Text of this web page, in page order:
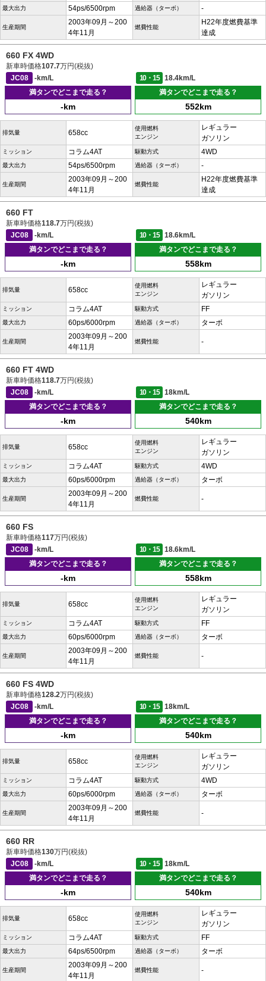
最大出力 54ps/6500rpm 過給器（ターボ） -
生産期間
2003年09月～200
4年11月
燃費性能
H22年度燃費基準
達成
660 FX 4WD
新車時価格107.7万円(税抜)
JC08
-km/L 10・15
18.4km/L
満タンでどこまで走る？
-km
満タンでどこまで走る？
552km
排気量 658cc
使用燃料
エンジン
レギュラー
ガソリン
ミッション コラム4AT 駆動方式 4WD
最大出力 54ps/6500rpm 過給器（ターボ） -
生産期間
2003年09月～200
4年11月
燃費性能
H22年度燃費基準
達成
660 FT
新車時価格118.7万円(税抜)
JC08
-km/L 10・15
18.6km/L
満タンでどこまで走る？
-km
満タンでどこまで走る？
558km
排気量 658cc
使用燃料
エンジン
レギュラー
ガソリン
ミッション コラム4AT 駆動方式 FF
最大出力 60ps/6000rpm 過給器（ターボ） ターボ
生産期間
2003年09月～200
4年11月
燃費性能 -
660 FT 4WD
新車時価格118.7万円(税抜)
JC08
-km/L 10・15
18km/L
満タンでどこまで走る？
-km
満タンでどこまで走る？
540km
排気量 658cc
使用燃料
エンジン
レギュラー
ガソリン
ミッション コラム4AT 駆動方式 4WD
最大出力 60ps/6000rpm 過給器（ターボ） ターボ
生産期間
2003年09月～200
4年11月
燃費性能 -
660 FS
新車時価格117万円(税抜)
JC08
-km/L 10・15
18.6km/L
満タンでどこまで走る？
-km
満タンでどこまで走る？
558km
排気量 658cc
使用燃料
エンジン
レギュラー
ガソリン
ミッション コラム4AT 駆動方式 FF
最大出力 60ps/6000rpm 過給器（ターボ） ターボ
生産期間
2003年09月～200
4年11月
燃費性能 -
660 FS 4WD
新車時価格128.2万円(税抜)
JC08
-km/L 10・15
18km/L
満タンでどこまで走る？
-km
満タンでどこまで走る？
540km
排気量 658cc
使用燃料
エンジン
レギュラー
ガソリン
ミッション コラム4AT 駆動方式 4WD
最大出力 60ps/6000rpm 過給器（ターボ） ターボ
生産期間
2003年09月～200
4年11月
燃費性能 -
660 RR
新車時価格130万円(税抜)
JC08
-km/L 10・15
18km/L
満タンでどこまで走る？
-km
満タンでどこまで走る？
540km
排気量 658cc
使用燃料
エンジン
レギュラー
ガソリン
ミッション コラム4AT 駆動方式 FF
最大出力 64ps/6500rpm 過給器（ターボ） ターボ
生産期間
2003年09月～200
4年11月
燃費性能 -